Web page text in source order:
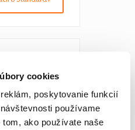
cookies
poskytovanie funkcií
používame
ako používate naše